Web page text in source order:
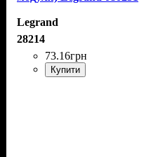
Legrand
28214
73.16грн
Купити